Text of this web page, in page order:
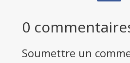
0
Soumettre un